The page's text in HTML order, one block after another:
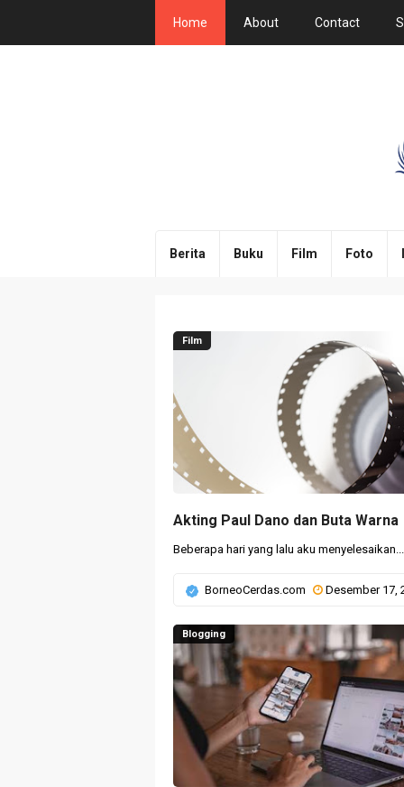
Home About Contact
Berita Buku Film Foto
Akting Paul Dano dan Buta Warna
Film
Beberapa hari yang lalu aku menyelesaikan...
BorneoCerdas.com Desember 17,
Blogging